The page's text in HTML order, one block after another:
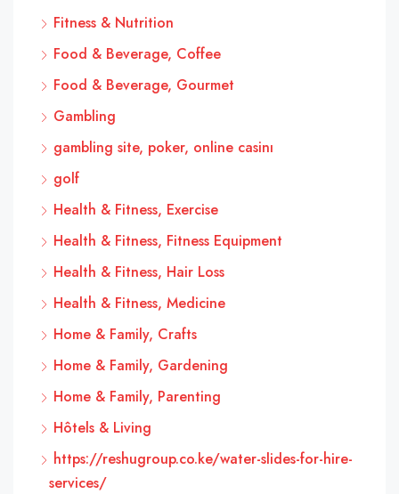
Fitness & Nutrition
Food & Beverage, Coffee
Food & Beverage, Gourmet
Gambling
gambling site, poker, online casinı
golf
Health & Fitness, Exercise
Health & Fitness, Fitness Equipment
Health & Fitness, Hair Loss
Health & Fitness, Medicine
Home & Family, Crafts
Home & Family, Gardening
Home & Family, Parenting
Hôtels & Living
https://reshugroup.co.ke/water-slides-for-hire-
services/